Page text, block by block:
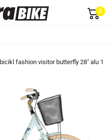
0
bicikl fashion visitor butterfly 28" alu